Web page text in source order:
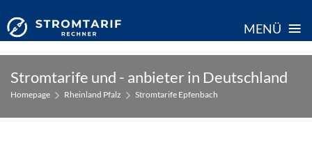
MENÜ ≡
content
Stromtarife und - anbieter in Deutschland
Homepage Rheinland Pfalz Stromtarife Epfenbach